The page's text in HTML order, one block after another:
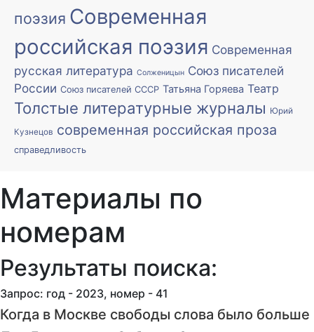
поэзия Современная
российская поэзия Современная
русская литература Солженицын Союз писателей
России Союз писателей СССР Татьяна Горяева Театр
Толстые литературные журналы Юрий
Кузнецов современная российская проза
справедливость
Материалы по
номерам
Результаты поиска:
Запрос: год - 2023, номер - 41
Когда в Москве свободы слова было больше